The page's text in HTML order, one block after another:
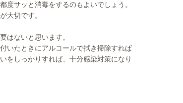
度サッと消毒をするのもよいでしょう。
大切です。
はないと思います。
いたときにアルコールで拭き掃除すれば
をしっかりすれば、十分感染対策になり